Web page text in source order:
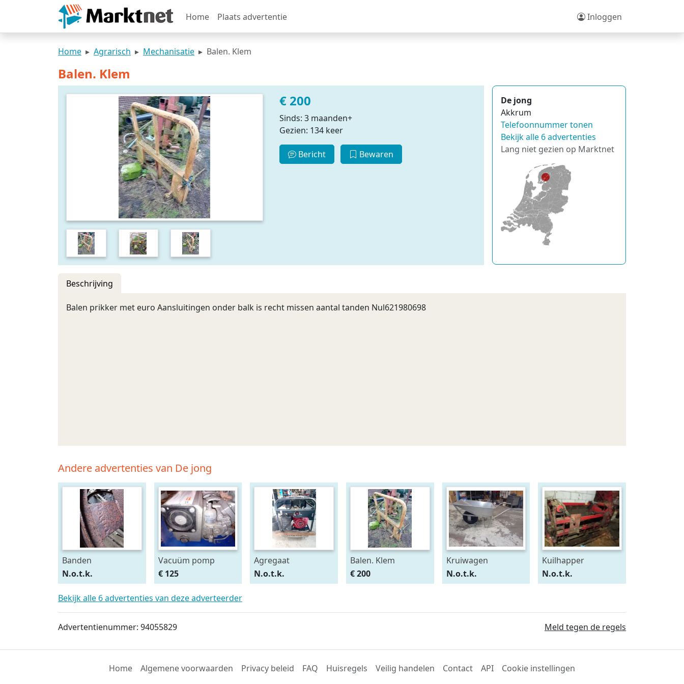
Home Plaats advertentie Inloggen
Home Agrarisch Mechanisatie Balen. Klem
Balen. Klem
€ 200
Sinds: 3 maanden+
Gezien: 134 keer
Bericht Bewaren
De jong
Akkrum
Telefoonnummer tonen
Bekijk alle 6 advertenties
Lang niet gezien op Marktnet
Beschrijving
Balen prikker met euro Aansluitingen onder balk is recht missen aantal tanden Nul621980698
Andere advertenties van De jong
Banden
N.o.t.k.
Vacuüm pomp
€ 125
Agregaat
N.o.t.k.
Balen. Klem
€ 200
Kruiwagen
N.o.t.k.
Kuilhapper
N.o.t.k.
Bekijk alle 6 advertenties van deze adverteerder
Advertentienummer: 94055829 Meld tegen de regels
Home Algemene voorwaarden Privacy beleid FAQ Huisregels Veilig handelen Contact API Cookie instellingen